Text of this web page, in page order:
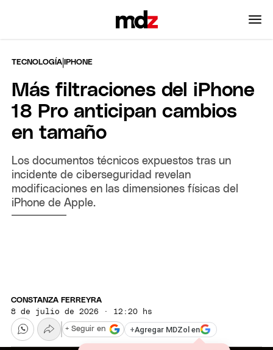
TECNOLOGÍA | IPHONE
Más filtraciones del iPhone
18 Pro anticipan cambios
en tamaño
Los documentos técnicos expuestos tras un
incidente de ciberseguridad revelan
modificaciones en las dimensiones físicas del
iPhone de Apple.
CONSTANZA FERREYRA
8 de julio de 2026 · 12:20 hs
+Agregar MDZol en
+ Seguir en